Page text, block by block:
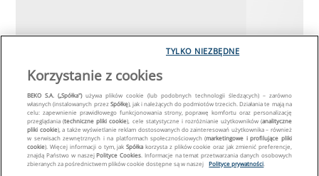
Korzystanie z cookies
BEKO S.A. („Spółka")używa plików cookie (lub podobnych technologii śledzących) – zarówno
własnych (instalowanych przezSpółkę), jak i należących do podmiotów trzecich. Działania te mają na
celu: zapewnienie prawidłowego funkcjonowania strony, poprawę komfortu oraz personalizację
przeglądania (techniczne pliki cookie), cele statystyczne i rozróżnianie użytkowników (analityczne
pliki cookie), a także wyświetlanie reklam dostosowanych do zainteresowań użytkownika – również
w serwisach zewnętrznych i na platformach społecznościowych (marketingowe i profilujące pliki
cookie). Więcej informacji o tym, jakSpółka korzysta z plików cookie oraz jak zmienić preferencje,
znajdą Państwo w naszejPolityce Cookies . Informacje na temat przetwarzania danych osobowych
zbieranych za pośrednictwem plików cookie dostępne są w naszej
Polityce prywatności
TYLKO NIEZBĘDNE